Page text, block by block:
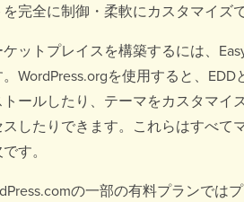
完全に制御・柔軟にカスタマイズ
ケットプレイスを構築するには、
。WordPress.orgを使用すると、
トールしたり、テーマをカスタマイ
スしたりできます。これらはすべて
す。
の一部の有料プランでは